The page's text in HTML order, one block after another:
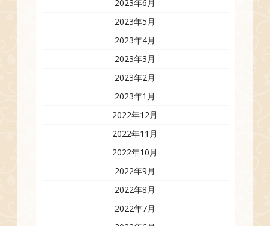
2023年6月
2023年5月
2023年4月
2023年3月
2023年2月
2023年1月
2022年12月
2022年11月
2022年10月
2022年9月
2022年8月
2022年7月